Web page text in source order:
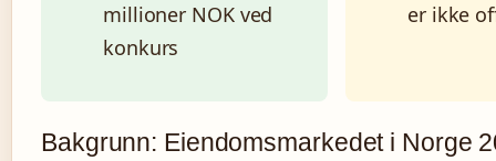
millioner NOK ved
konkurs
er ikke
Bakgrunn: Eiendomsmarkedet i Norge